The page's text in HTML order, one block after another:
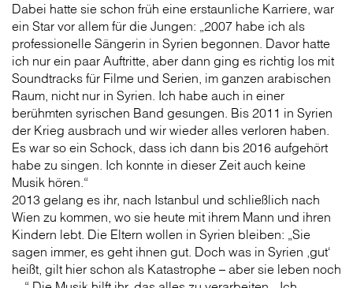
Dabei hatte sie schon früh eine erstaunliche Karriere, war
ein Star vor allem für die Jungen: „2007 habe ich als
professionelle Sängerin in Syrien begonnen. Davor hatte
ich nur ein paar Auftritte, aber dann ging es richtig los mit
Soundtracks für Filme und Serien, im ganzen arabischen
Raum, nicht nur in Syrien. Ich habe auch in einer
berühmten syrischen Band gesungen. Bis 2011 in Syrien
der Krieg ausbrach und wir wieder alles verloren haben.
Es war so ein Schock, dass ich dann bis 2016 aufgehört
habe zu singen. Ich konnte in dieser Zeit auch keine
Musik hören.“
2013 gelang es ihr, nach Istanbul und schließlich nach
Wien zu kommen, wo sie heute mit ihrem Mann und ihren
Kindern lebt. Die Eltern wollen in Syrien bleiben: „Sie
sagen immer, es geht ihnen gut. Doch was in Syrien ,gut‘
heißt, gilt hier schon als Katastrophe – aber sie leben noch